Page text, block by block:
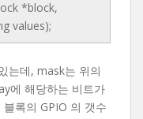
*block,
values);
는데, mask는 위의
에 해당하는 비트가
록의 GPIO 의 갯수